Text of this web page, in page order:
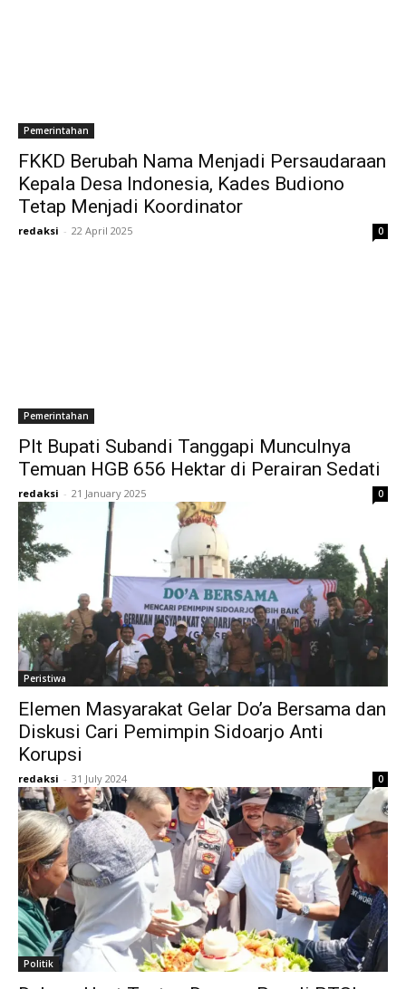
Pemerintahan
FKKD Berubah Nama Menjadi Persaudaraan
Kepala Desa Indonesia, Kades Budiono
Tetap Menjadi Koordinator
redaksi - 22 April 2025 0
Pemerintahan
Plt Bupati Subandi Tanggapi Munculnya
Temuan HGB 656 Hektar di Perairan Sedati
redaksi - 21 January 2025 0
Peristiwa
Elemen Masyarakat Gelar Do’a Bersama dan
Diskusi Cari Pemimpin Sidoarjo Anti
Korupsi
redaksi - 31 July 2024 0
Politik